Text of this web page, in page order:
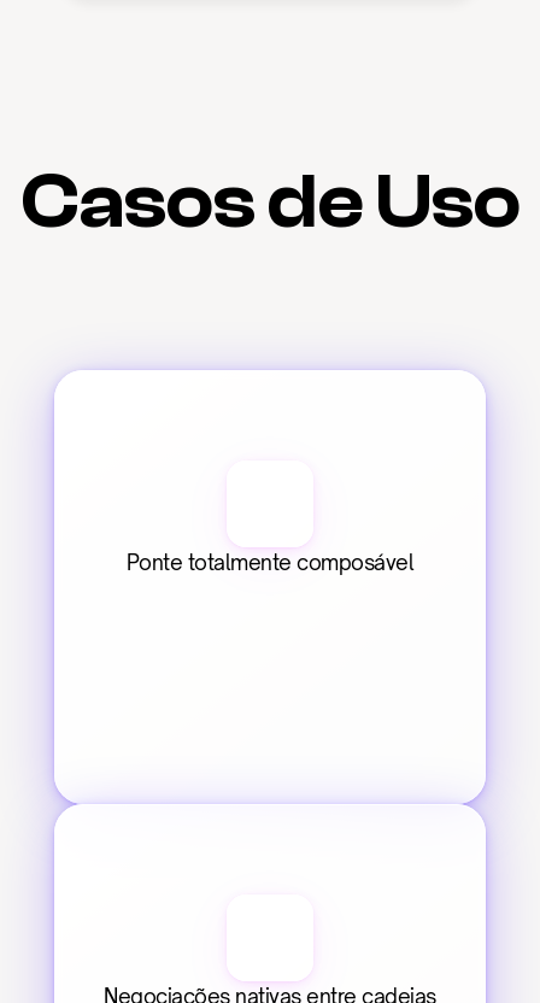
Casos de Uso
Ponte totalmente composável
Negociações nativas entre cadeias